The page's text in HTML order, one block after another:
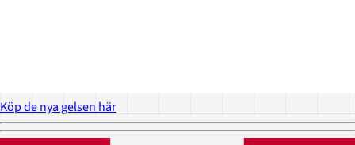
Köp de nya gelsen här